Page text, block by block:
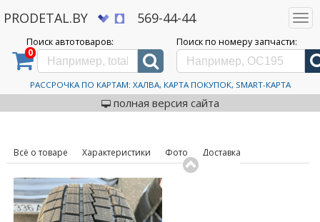
PRODETAL.BY 569-44-44
Поиск автотоваров:
0
Поиск по номеру запчасти:
РАССРОЧКА ПО КАРТАМ: ХАЛВА, КАРТА ПОКУПОК, SMART-КАРТА
полная версия сайта
Дискаунтер автозапчастей PRODETAL.BY > Каталог автотоваров > Шины > Wanli > SW312
205/55R16 91T
Автошины Wanli SW312
код товара: 631311
Всё о товаре Характеристики Фото Доставка